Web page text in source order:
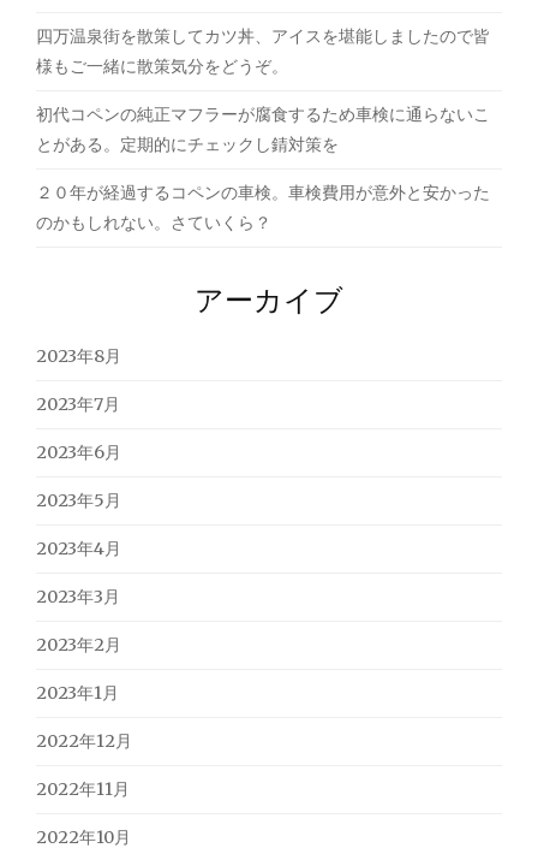
四万温泉街を散策してカツ丼、アイスを堪能しましたので皆
様もご一緒に散策気分をどうぞ。
初代コペンの純正マフラーが腐食するため車検に通らないこ
とがある。定期的にチェックし錆対策を
２０年が経過するコペンの車検。車検費用が意外と安かった
のかもしれない。さていくら？
アーカイブ
2023年8月
2023年7月
2023年6月
2023年5月
2023年4月
2023年3月
2023年2月
2023年1月
2022年12月
2022年11月
2022年10月